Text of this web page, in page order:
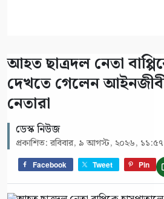
আহত ছাত্রদল নেতা
দেখতে গেলেন
নেতারা
ডেস্ক নিউজ
প্রকাশিত: রবিবার, ৯ আগস্ট, ২০২৬, ১১:৫৭
Facebook Tweet Pin